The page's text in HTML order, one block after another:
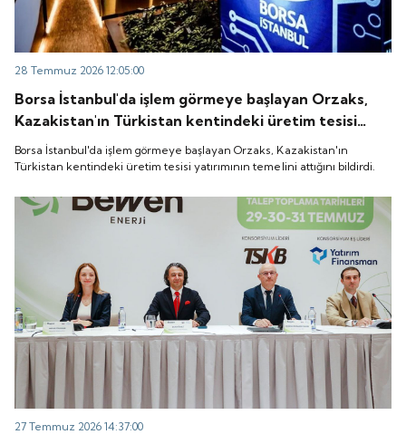
28 Temmuz 2026 12:05:00
Borsa İstanbul'da işlem görmeye başlayan Orzaks,
Kazakistan'ın Türkistan kentindeki üretim tesisi
yatırımının temelini attığını bildirdi.
Borsa İstanbul'da işlem görmeye başlayan Orzaks, Kazakistan'ın
Türkistan kentindeki üretim tesisi yatırımının temelini attığını bildirdi.
27 Temmuz 2026 14:37:00